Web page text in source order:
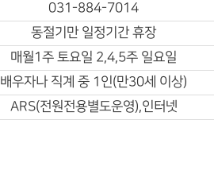
031-884-7014
동절기만 일정기간 휴장
매월1주 토요일 2,4,5주 일요일
배우자나 직계 중 1인(만30세 이상)
ARS(전원전용별도운영),인터넷